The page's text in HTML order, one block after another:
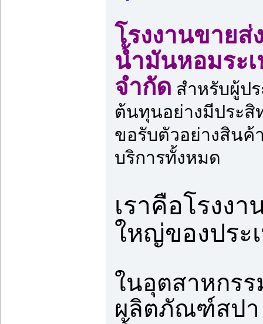
โรงงานขาย
น้ำมันหอมระ
จำกัด สำหรับผู้ป
ต้นทุนอย่างมีประ
ขอรับตัวอย่างสินค้
บริการทั้งหมด
เราคือโรงง
ใหญ่ของประ
ในอุตสาหกร
ผลิตภัณฑ์สปา